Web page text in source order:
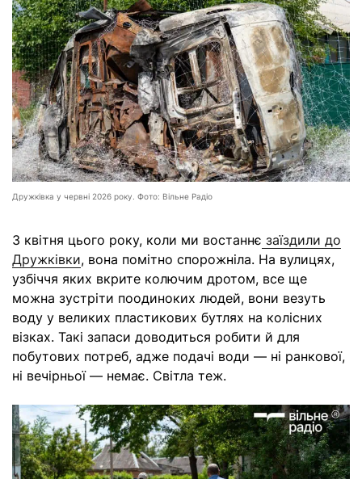
Дружківка у червні 2026 року. Фото: Вільне Радіо
З квітня цього року, коли ми востаннє заїздили до
Дружківки, вона помітно спорожніла. На вулицях,
узбіччя яких вкрите колючим дротом, все ще
можна зустріти поодиноких людей, вони везуть
воду у великих пластикових бутлях на колісних
візках. Такі запаси доводиться робити й для
побутових потреб, адже подачі води — ні ранкової,
ні вечірньої — немає. Світла теж.